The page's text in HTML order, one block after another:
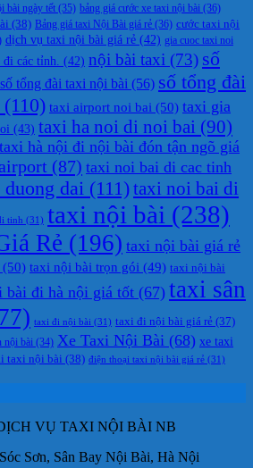
bài ngày tết (35) bảng giá cước xe taxi nội bài (36)
(38) Bảng giá taxi Nội Bài giá rẻ (36) cước taxi nội
dịch vụ taxi nội bài giá rẻ (42) gia cuoc taxi noi
các tỉnh. (42) nội bài taxi (73) số
số tổng đài taxi nội bài (56) số tổng đài
(110) taxi airport noi bai (50) taxi gia
(43) taxi ha noi di noi bai (90)
taxi hà nội đi nội bài đón tận ngõ giá
(87) taxi noi bai di cac tinh
dai (111)taxi noi bai di
tinh (31) taxi nội bài (238)
Rẻ (196) taxi nội bài giá rẻ
(50) taxi nội bài trọn gói (49) taxi nội bài
bài đi hà nội giá tốt (67) taxi sân
taxi đi nội bài (31) taxi đi nội bài giá rẻ (37)
nội bài (34) Xe Taxi Nội Bài (68) xe taxi
taxi nội bài (38) điện thoại taxi nội bài giá rẻ (31)
VỤ TAXI NỘI BÀI NB
Sơn, Sân Bay Nội Bài, Hà Nội